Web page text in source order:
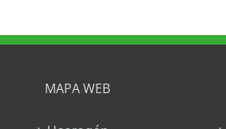
MAPA WEB